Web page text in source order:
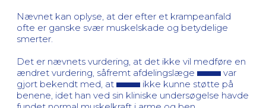
Nævnet kan oplyse, at der efter et krampeanfald
ofte er ganske svær muskelskade og betydelige
smerter.
Det er nævnets vurdering, at det ikke vil medføre en
ændret vurdering, såfremt afdelingslæge
var
gjort bekendt med, at
ikke kunne støtte på
benene, idet han ved sin kliniske undersøgelse havde